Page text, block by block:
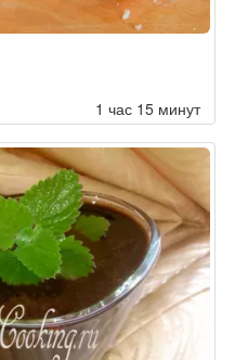
1 час 15 минут